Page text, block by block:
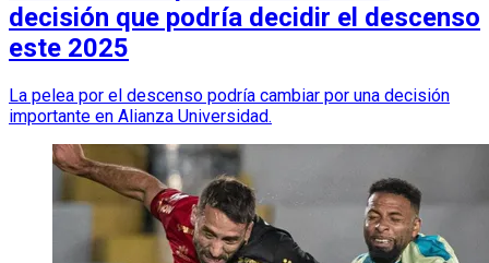
decisión que podría decidir el descenso
este 2025
La pelea por el descenso podría cambiar por una decisión
importante en Alianza Universidad.